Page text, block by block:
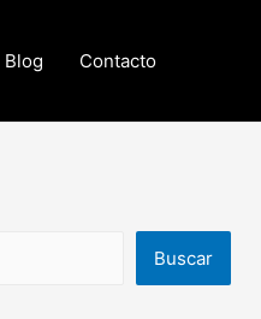
Blog Contacto
Buscar